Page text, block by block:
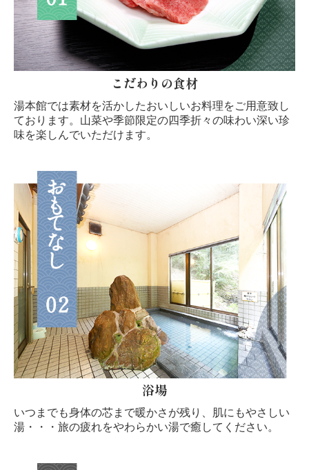
こだわりの食材
湯本館では素材を活かしたおいしいお料理をご用意致し
ております。山菜や季節限定の四季折々の味わい深い珍
味を楽しんでいただけます。
浴場
いつまでも身体の芯まで暖かさが残り、肌にもやさしい
湯・・・旅の疲れをやわらかい湯で癒してください。